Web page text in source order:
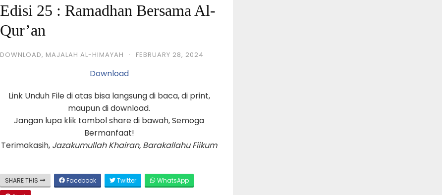
Edisi 25 : Ramadhan Bersama Al-
Qur’an
DOWNLOAD, MAJALAH AL-HIMAYAH · FEBRUARY 28, 2024
Download
Link Unduh File di atas bisa langsung di baca, di print,
maupun di download.
Jangan lupa klik tombol share di bawah, Semoga
Bermanfaat!
Terimakasih, Jazakumullah Khairan, Barakallahu Fiikum
SHARE THIS Facebook Twitter
WhatsApp